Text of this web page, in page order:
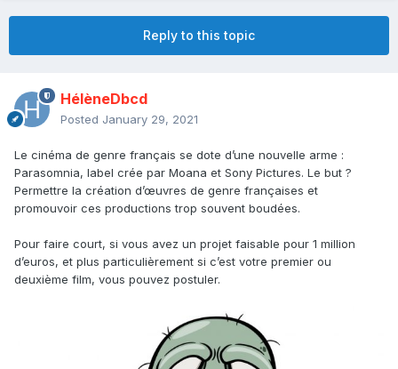
Reply to this topic
HélèneDbcd
Posted January 29, 2021
Le cinéma de genre français se dote d’une nouvelle arme :
Parasomnia, label crée par Moana et Sony Pictures. Le but ?
Permettre la création d’œuvres de genre françaises et
promouvoir ces productions trop souvent boudées.
Pour faire court, si vous avez un projet faisable pour 1 million
d’euros, et plus particulièrement si c’est votre premier ou
deuxième film, vous pouvez postuler.